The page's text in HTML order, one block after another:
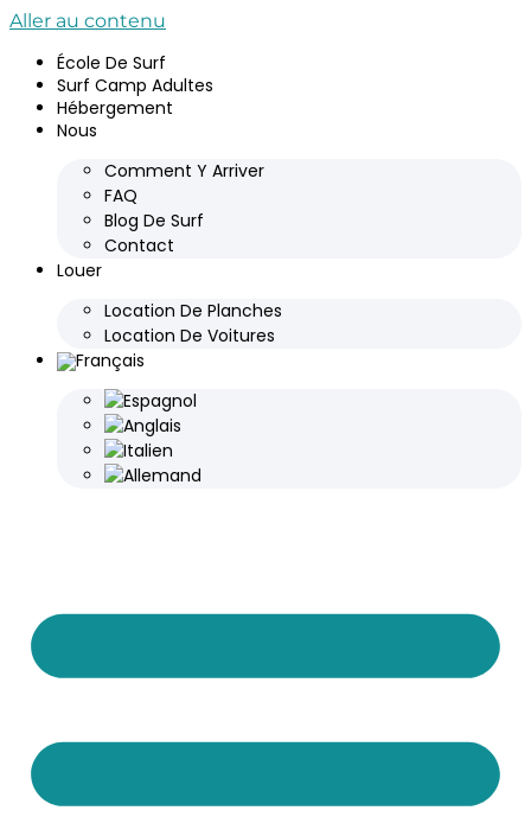
Aller au contenu
École De Surf
Surf Camp Adultes
Hébergement
Nous
Comment Y Arriver
FAQ
Blog De Surf
Contact
Louer
Location De Planches
Location De Voitures